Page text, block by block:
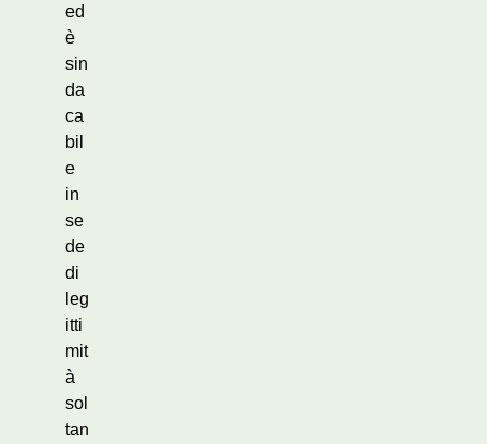
ed
è
sin
da
ca
bil
e
in
se
de
di
leg
itti
mit
à
sol
tan